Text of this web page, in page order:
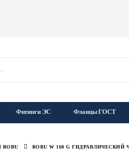
Фитинги ЭС Фланцы ГОСТ
ROBU W 160 G